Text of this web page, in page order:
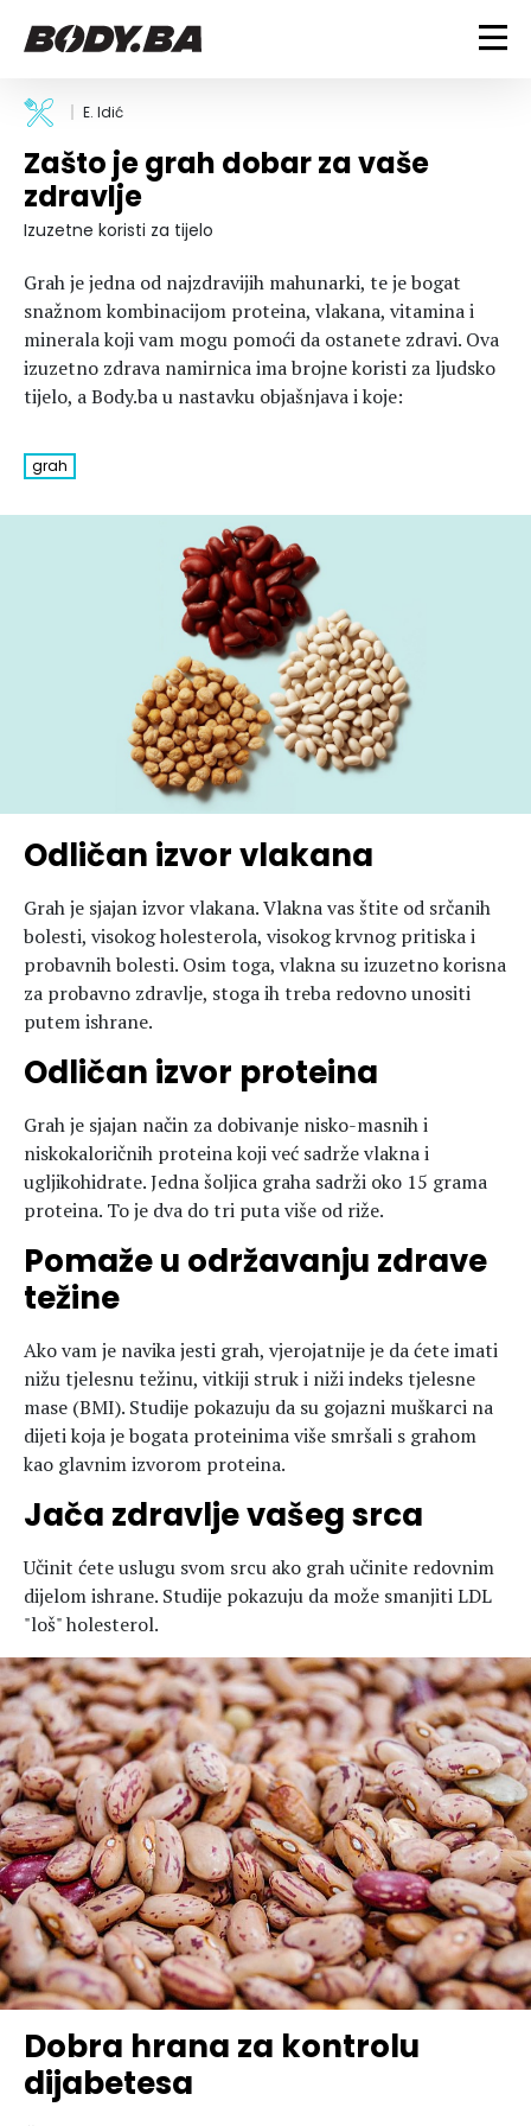
FITNESS
Vježbanje
Mršanje
Discipline
BODYBUILDING
Trening i vježbe
Savjeti
Ostalo
ISHRANA
Dijete
Nutricionizam
Recepti
Suplementi
ZDRAVLJE
Um i tijelo
Povrede i bolesti
LIFESTYLE
Hedonizam
MAGAZIN
Njega njega
Tehnologija
KALORIJE
E. Idić
Zašto je grah dobar za vaše
zdravlje
Izuzetne koristi za tijelo
Grah je jedna od najzdravijih mahunarki, te je bogat
snažnom kombinacijom proteina, vlakana, vitamina i
minerala koji vam mogu pomoći da ostanete zdravi. Ova
izuzetno zdrava namirnica ima brojne koristi za ljudsko
tijelo, a Body.ba u nastavku objašnjava i koje:
grah
Odličan izvor vlakana
Grah je sjajan izvor vlakana. Vlakna vas štite od srčanih
bolesti, visokog holesterola, visokog krvnog pritiska i
probavnih bolesti. Osim toga, vlakna su izuzetno korisna
za probavno zdravlje, stoga ih treba redovno unositi
putem ishrane.
Odličan izvor proteina
Grah je sjajan način za dobivanje nisko-masnih i
niskokaloričnih proteina koji već sadrže vlakna i
ugljikohidrate. Jedna šoljica graha sadrži oko 15 grama
proteina. To je dva do tri puta više od riže.
Pomaže u održavanju zdrave
težine
Ako vam je navika jesti grah, vjerojatnije je da ćete imati
nižu tjelesnu težinu, vitkiji struk i niži indeks tjelesne
mase (BMI). Studije pokazuju da su gojazni muškarci na
dijeti koja je bogata proteinima više smršali s grahom
kao glavnim izvorom proteina.
Jača zdravlje vašeg srca
Učinit ćete uslugu svom srcu ako grah učinite redovnim
dijelom ishrane. Studije pokazuju da može smanjiti LDL
"loš" holesterol.
Dobra hrana za kontrolu
dijabetesa